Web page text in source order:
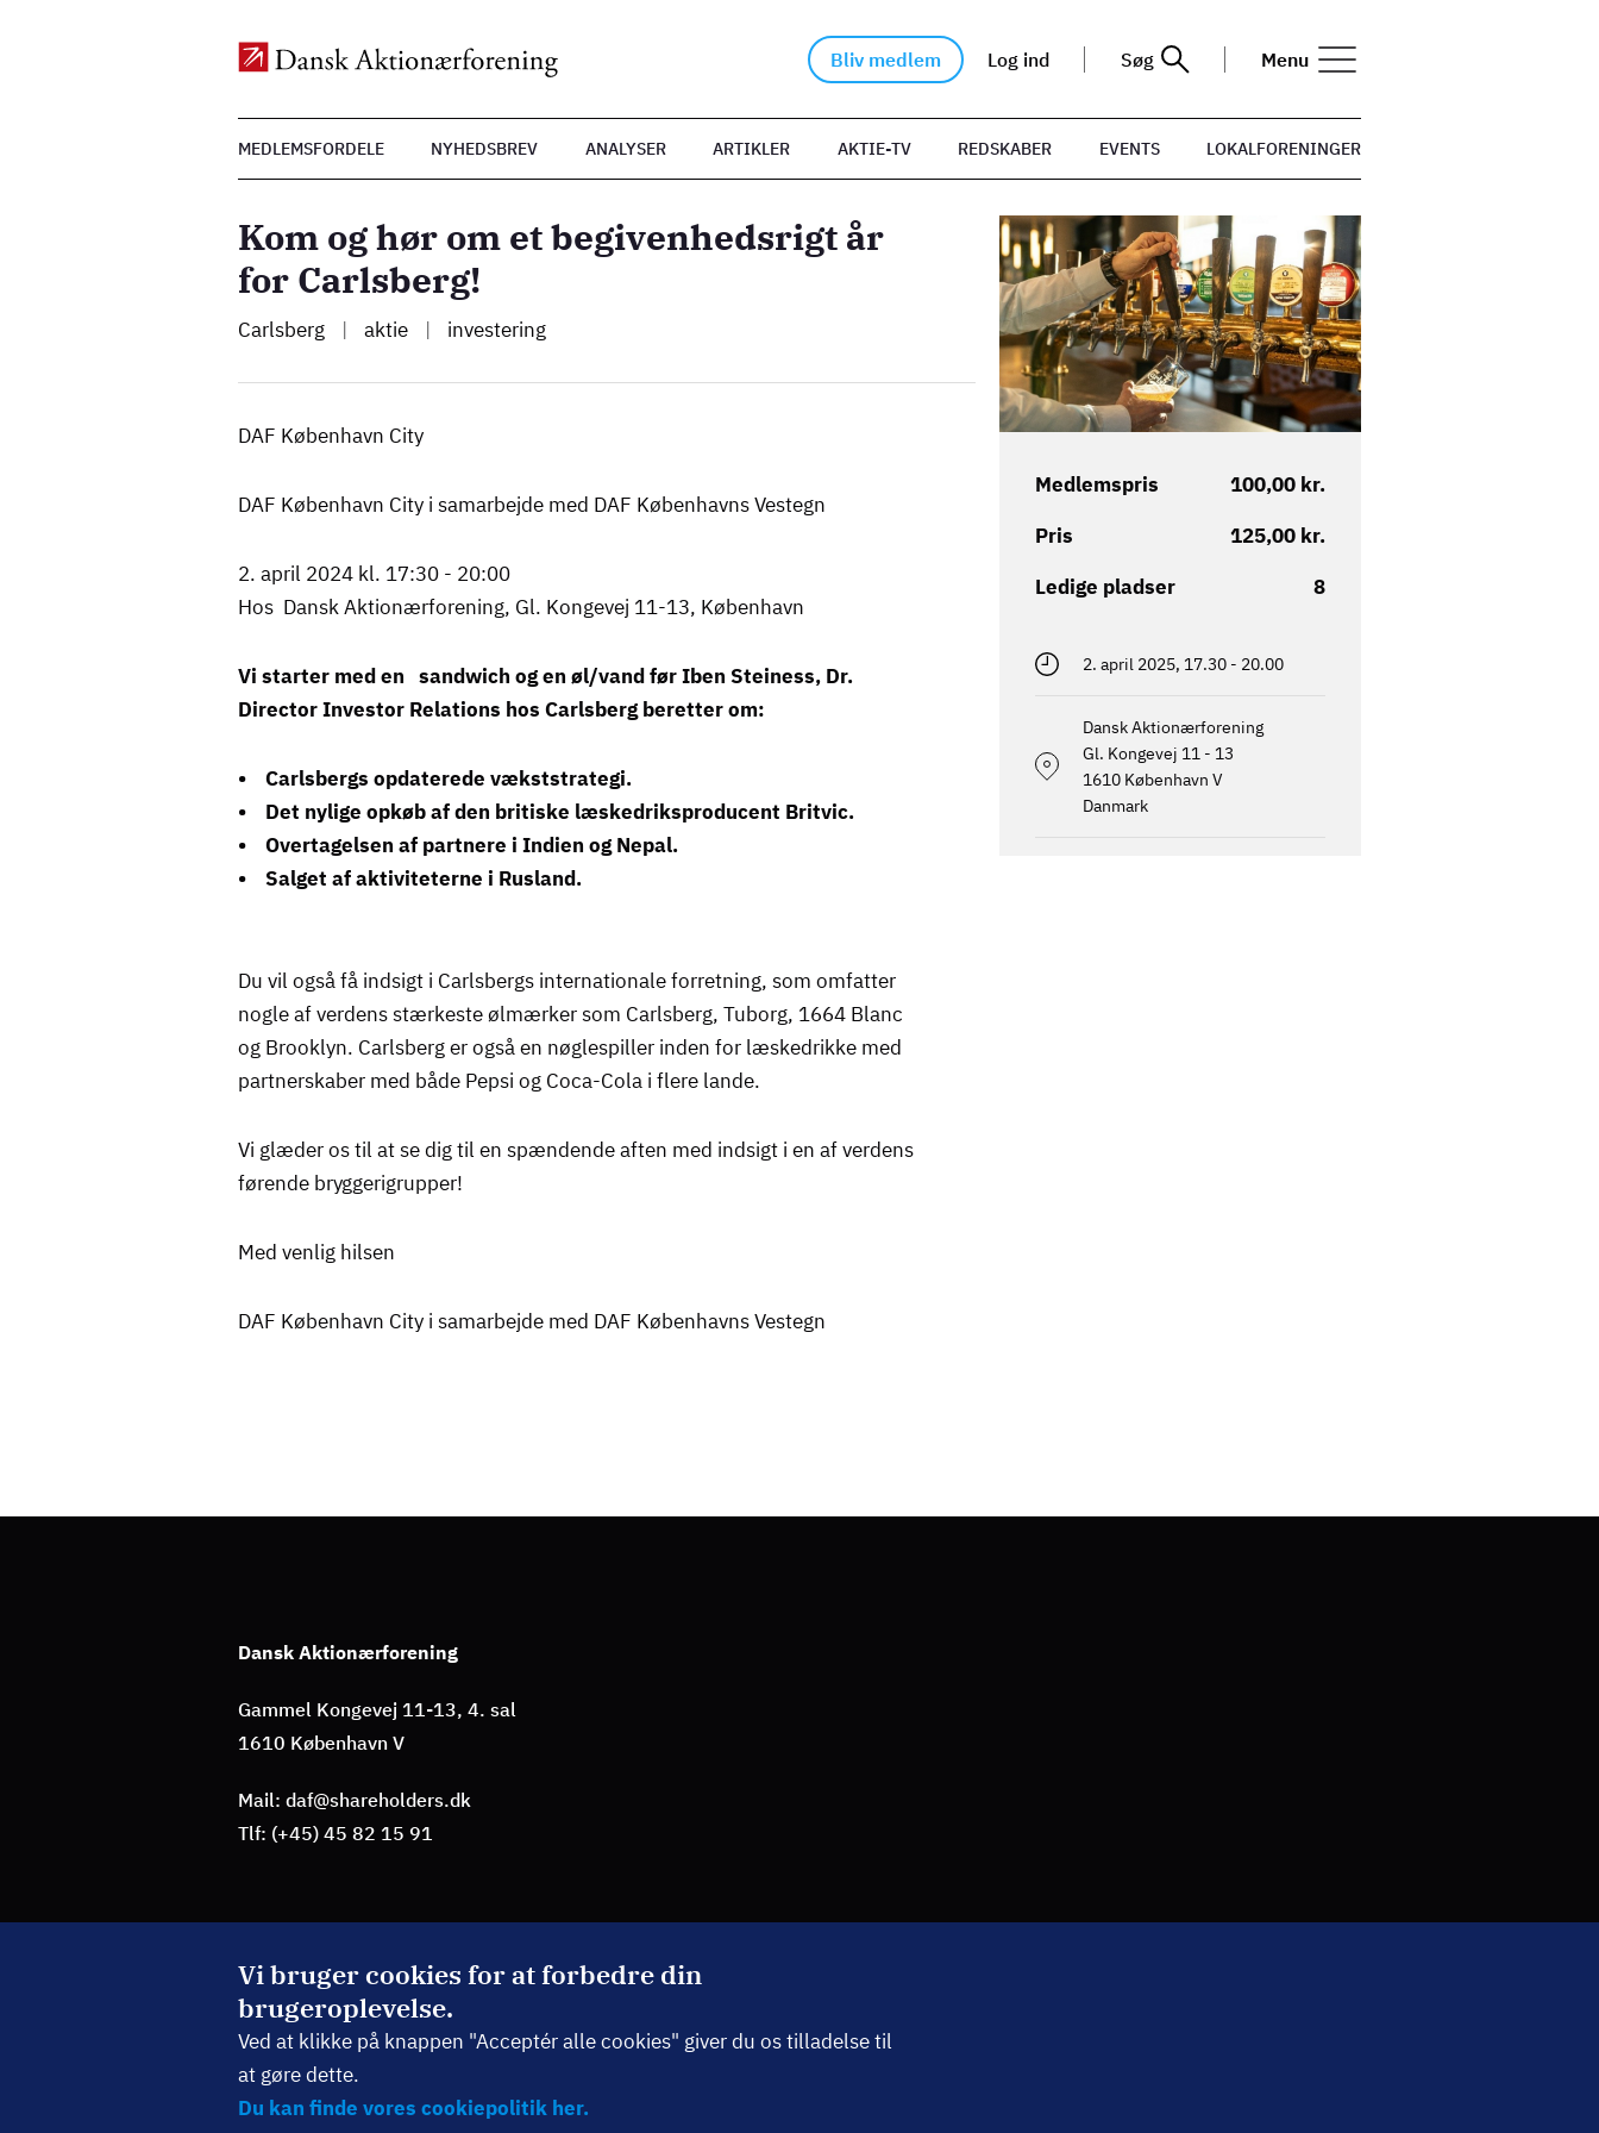
Vi bruger cookies for at forbedre din
brugeroplevelse.
Ved at klikke på knappen "Acceptér alle cookies" giver du os tilladelse til
at gøre dette.
Du kan finde vores cookiepolitik her.
Bliv medlem Log ind Søg Menu
MEDLEMSFORDELE NYHEDSBREV ANALYSER ARTIKLER AKTIE-TV REDSKABER EVENTS LOKALFORENINGER
Kom og hør om et begivenhedsrigt år
for Carlsberg!
Carlsberg | aktie | investering
DAF København City
DAF København City i samarbejde med DAF Københavns Vestegn
2. april 2024 kl. 17:30 - 20:00
Hos Dansk Aktionærforening, Gl. Kongevej 11-13, København
Vi starter med en sandwich og en øl/vand før Iben Steiness, Dr.
Director Investor Relations hos Carlsberg beretter om:
• Carlsbergs opdaterede vækststrategi.
• Det nylige opkøb af den britiske læskedriksproducent Britvic.
• Overtagelsen af partnere i Indien og Nepal.
• Salget af aktiviteterne i Rusland.
Du vil også få indsigt i Carlsbergs internationale forretning, som omfatter
nogle af verdens stærkeste ølmærker som Carlsberg, Tuborg, 1664 Blanc
og Brooklyn. Carlsberg er også en nøglespiller inden for læskedrikke med
partnerskaber med både Pepsi og Coca-Cola i flere lande.
Vi glæder os til at se dig til en spændende aften med indsigt i en af verdens
førende bryggerigrupper!
Med venlig hilsen
DAF København City i samarbejde med DAF Københavns Vestegn
Billede
Medlemspris
100,00 kr.
Pris
125,00 kr.
Ledige pladser
8
2. april 2025, 17.30- 20.00
Dansk Aktionærforening
Gl. Kongevej 11 - 13
1610 København V
Danmark
Dansk Aktionærforening
Gammel Kongevej 11-13, 4. sal
1610 København V
Mail: daf@shareholders.dk
Tlf: (+45) 45 82 15 91
BLIV MEDLEM
TILMELD NYHEDSBREV